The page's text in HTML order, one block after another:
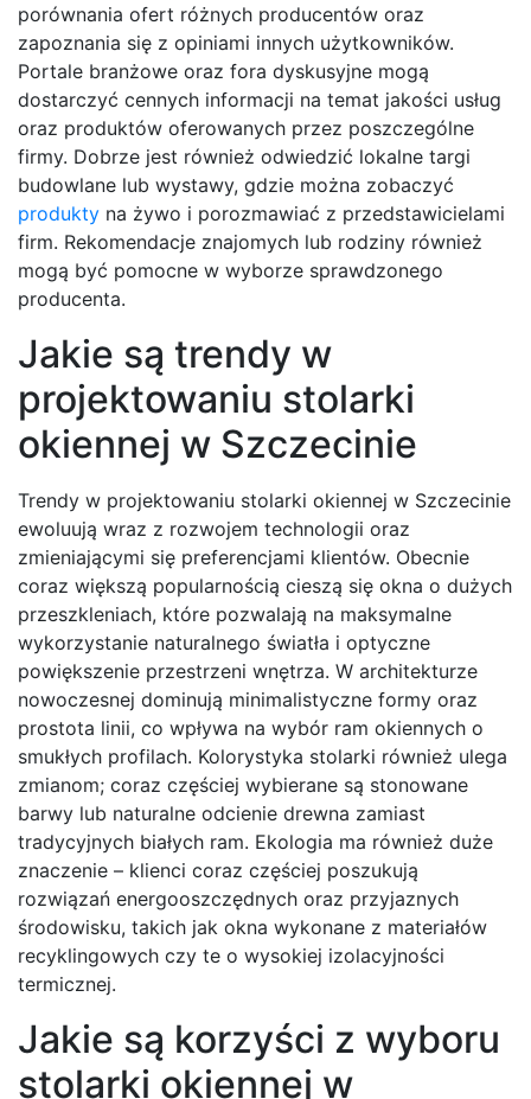
porównania ofert różnych producentów oraz
zapoznania się z opiniami innych użytkowników.
Portale branżowe oraz fora dyskusyjne mogą
dostarczyć cennych informacji na temat jakości usług
oraz produktów oferowanych przez poszczególne
firmy. Dobrze jest również odwiedzić lokalne targi
budowlane lub wystawy, gdzie można zobaczyć
produkty na żywo i porozmawiać z przedstawicielami
firm. Rekomendacje znajomych lub rodziny również
mogą być pomocne w wyborze sprawdzonego
producenta.
Jakie są trendy w
projektowaniu stolarki
okiennej w Szczecinie
Trendy w projektowaniu stolarki okiennej w Szczecinie
ewoluują wraz z rozwojem technologii oraz
zmieniającymi się preferencjami klientów. Obecnie
coraz większą popularnością cieszą się okna o dużych
przeszkleniach, które pozwalają na maksymalne
wykorzystanie naturalnego światła i optyczne
powiększenie przestrzeni wnętrza. W architekturze
nowoczesnej dominują minimalistyczne formy oraz
prostota linii, co wpływa na wybór ram okiennych o
smukłych profilach. Kolorystyka stolarki również ulega
zmianom; coraz częściej wybierane są stonowane
barwy lub naturalne odcienie drewna zamiast
tradycyjnych białych ram. Ekologia ma również duże
znaczenie – klienci coraz częściej poszukują
rozwiązań energooszczędnych oraz przyjaznych
środowisku, takich jak okna wykonane z materiałów
recyklingowych czy te o wysokiej izolacyjności
termicznej.
Jakie są korzyści z wyboru
stolarki okiennej w